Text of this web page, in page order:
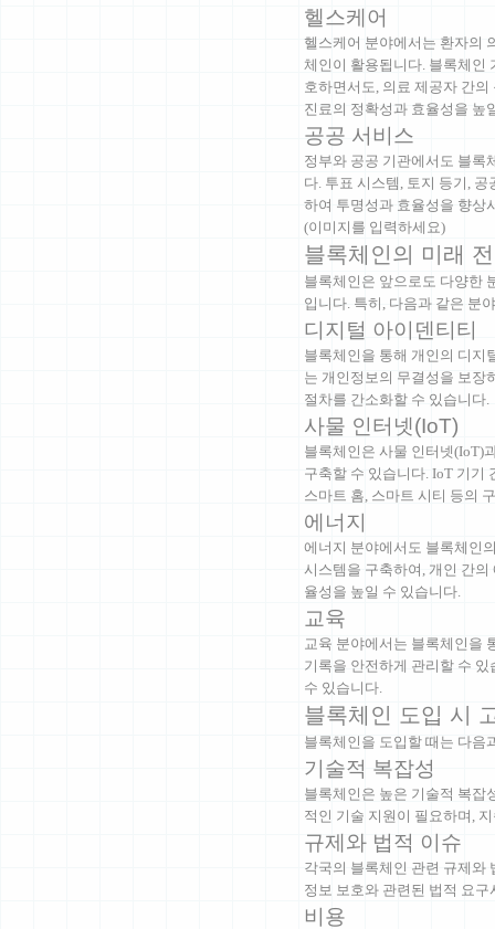
헬스케어
헬스케어 분야에서는 환자의
체인이 활용됩니다. 블록체인
호하면서도, 의료 제공자 간
진료의 정확성과 효율성을 높
공공 서비스
정부와 공공 기관에서도 블록
다. 투표 시스템, 토지 등기,
하여 투명성과 효율성을 향상
(이미지를 입력하세요)
블록체인의 미래
블록체인은 앞으로도 다양한
입니다. 특히, 다음과 같은 분
디지털 아이덴티티
블록체인을 통해 개인의 디지
는 개인정보의 무결성을 보장
절차를 간소화할 수 있습니다.
사물 인터넷(IoT)
블록체인은 사물 인터넷(IoT)
구축할 수 있습니다. IoT 기기
스마트 홈, 스마트 시티 등의
에너지
에너지 분야에서도 블록체인
시스템을 구축하여, 개인 간
율성을 높일 수 있습니다.
교육
교육 분야에서는 블록체인을
기록을 안전하게 관리할 수
수 있습니다.
블록체인 도입 시
블록체인을 도입할 때는 다음
기술적 복잡성
블록체인은 높은 기술적 복잡
적인 기술 지원이 필요하며,
규제와 법적 이슈
각국의 블록체인 관련 규제와
정보 보호와 관련된 법적 요
비용